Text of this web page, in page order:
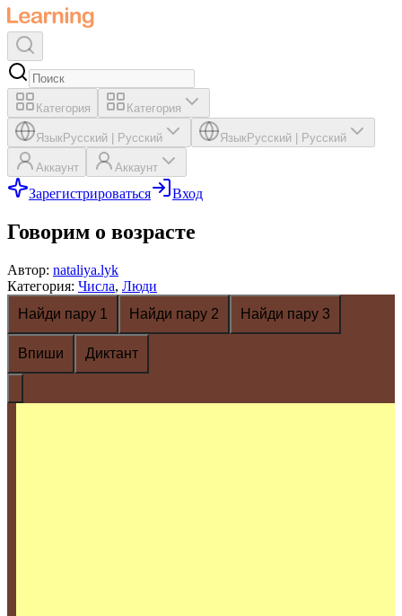
Категория Категория
ЯзыкРусский Русский ЯзыкРусский Русский
Аккаунт Аккаунт
Зарегистрироваться Вход
Говорим о возрасте
Автор: nataliya.lyk
Категория: Числа, Люди
Найди пару 1
Найди пару 2 Найди пару 3
Впиши Диктант